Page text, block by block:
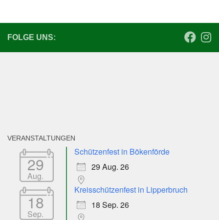
FOLGE UNS:
VERANSTALTUNGEN
29
Aug.
Schützenfest in Bökenförde
29 Aug. 26
18
Sep.
Kreisschützenfest in Lipperbruch
18 Sep. 26